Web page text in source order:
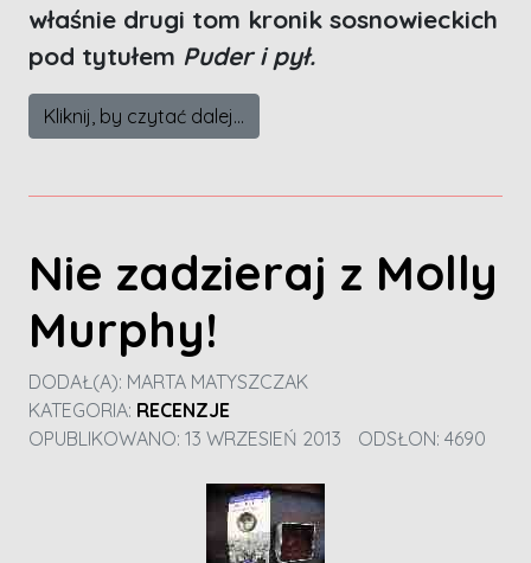
właśnie drugi tom kronik sosnowieckich
pod tytułem Puder i pył.
Kliknij, by czytać dalej...
Nie zadzieraj z Molly
Murphy!
DODAŁ(A): MARTA MATYSZCZAK
KATEGORIA: RECENZJE
OPUBLIKOWANO: 13 WRZESIEŃ 2013
ODSŁON: 4690